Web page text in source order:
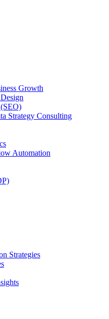
Growth
Strategy Consulting
Automation
Strategies